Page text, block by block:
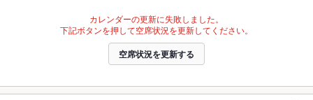
カレンダーの更新に失敗しました。
下記ボタンを押して空席状況を更新してください。
空席状況を更新する